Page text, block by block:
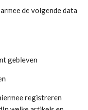
de volgende data
gebleven
registreren